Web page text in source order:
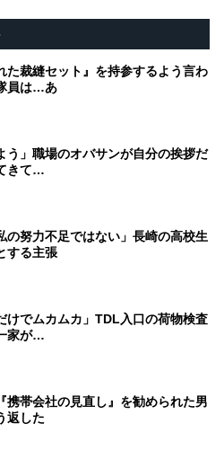
た裁縫セット』を持参するよう言わ
員は…あ
う」職場のオバサンが自分の挨拶だ
きて…
の努力不足ではない」長崎の高校生
する主張
けでムカムカ」TDL入口の荷物検査
家が…
携帯会社の見直し』を勧められた男
返した